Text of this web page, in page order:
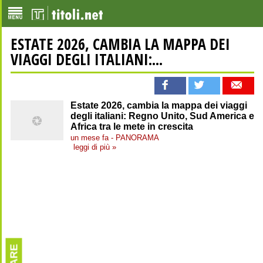
ESTATE 2026, CAMBIA LA MAPPA DEI
VIAGGI DEGLI ITALIANI:...
Estate 2026, cambia la mappa dei viaggi
degli italiani: Regno Unito, Sud America e
Africa tra le mete in crescita
un mese fa - PANORAMA
leggi di più »